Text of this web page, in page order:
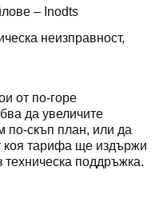
– Inodts
неизправност,
от по-горе
да увеличите
по-скъп план, или да
коя тарифа ще издържи
поддръжка.